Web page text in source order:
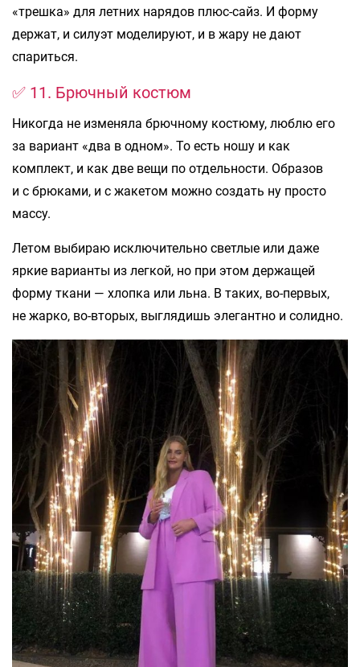
«трешка» для летних нарядов плюс-сайз. И форму
держат, и силуэт моделируют, и в жару не дают
спариться.
✅ 11. Брючный костюм
Никогда не изменяла брючному костюму, люблю его
за вариант «два в одном». То есть ношу и как
комплект, и как две вещи по отдельности. Образов
и с брюками, и с жакетом можно создать ну просто
массу.
Летом выбираю исключительно светлые или даже
яркие варианты из легкой, но при этом держащей
форму ткани — хлопка или льна. В таких, во-первых,
не жарко, во-вторых, выглядишь элегантно и солидно.